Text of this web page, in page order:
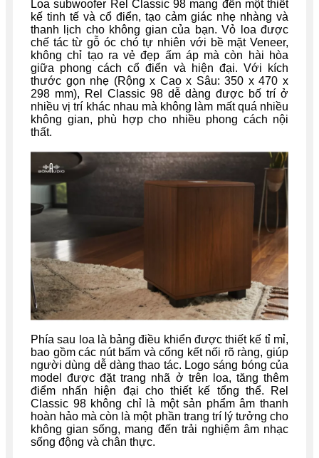
Loa subwoofer Rel Classic 98 mang đến một thiết
kế tinh tế và cổ điển, tạo cảm giác nhẹ nhàng và
thanh lịch cho không gian của bạn. Vỏ loa được
chế tác từ gỗ óc chó tự nhiên với bề mặt Veneer,
không chỉ tạo ra vẻ đẹp ấm áp mà còn hài hòa
giữa phong cách cổ điển và hiện đại. Với kích
thước gọn nhẹ (Rộng x Cao x Sâu: 350 x 470 x
298 mm), Rel Classic 98 dễ dàng được bố trí ở
nhiều vị trí khác nhau mà không làm mất quá nhiều
không gian, phù hợp cho nhiều phong cách nội
thất.
Phía sau loa là bảng điều khiển được thiết kế tỉ mỉ,
bao gồm các nút bấm và cổng kết nối rõ ràng, giúp
người dùng dễ dàng thao tác. Logo sáng bóng của
model được đặt trang nhã ở trên loa, tăng thêm
điểm nhấn hiện đại cho thiết kế tổng thể. Rel
Classic 98 không chỉ là một sản phẩm âm thanh
hoàn hảo mà còn là một phần trang trí lý tưởng cho
không gian sống, mang đến trải nghiệm âm nhạc
sống động và chân thực.